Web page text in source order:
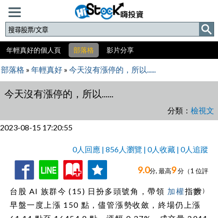
年輕真好的個人頁 部落格 影片分享
部落格 » 年輕真好 » 今天沒有漲停的，所以......
今天沒有漲停的，所以......
分類： 檢視文
2023-08-15 17:20:55
0人回應 | 856人瀏覽 | 0人收藏 | 0人追蹤
收
藏
追
蹤
9.0分, 最高9分（1 位評
分）
台股 AI 族群今 (15) 日扮多頭號角，帶領 加權指數
早盤一度上漲 150 點，儘管漲勢收斂，終場仍上漲